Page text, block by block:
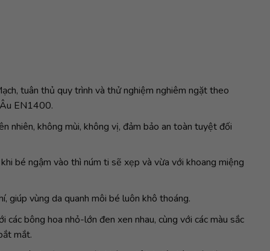
tuân thủ quy trình và thử nghiệm nghiêm ngặt theo
EN1400.
nhiên, không mùi, không vị, đảm bảo an toàn tuyệt đối
bé ngậm vào thì núm ti sẽ xẹp và vừa với khoang miệng
giúp vùng da quanh môi bé luôn khô thoáng.
các bông hoa nhỏ-lớn đen xen nhau, cùng với các màu sắc
mắt.